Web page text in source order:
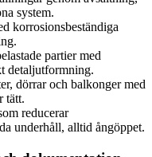
system.
korrosionsbeständiga
partier med
detaljutformning.
dörrar och balkonger med
tätt.
reducerar
underhåll, alltid ångöppet.